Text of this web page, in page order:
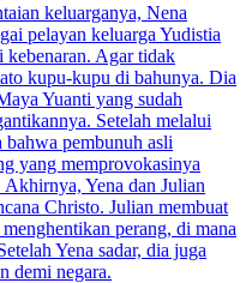
keluarganya, Nena
pelayan keluarga Yudistia
kebenaran. Agar tidak
kupu-kupu di bahunya. Dia
Yuanti yang sudah
Setelah melalui
pembunuh asli
yang memprovokasinya
Akhirnya, Yena dan Julian
Christo. Julian membuat
perang, di mana
Yena sadar, dia juga
demi negara.